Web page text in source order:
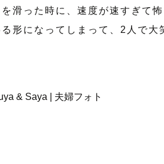
滑った時に、速度が速すぎて怖
形になってしまって、2人で大